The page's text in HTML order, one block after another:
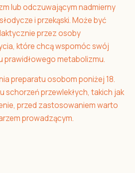
lub odczuwającym nadmierny
i przekąski. Może być
przez osoby
które chcą wspomóc swój
prawidłowego metabolizmu.
preparatu osobom poniżej 18.
schorzeń przewlekłych, takich jak
przed zastosowaniem warto
prowadzącym.